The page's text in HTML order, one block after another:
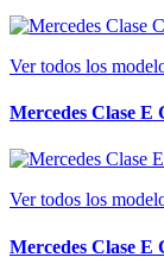
Ver todos los
Mercedes Clase E
Ver todos los
Mercedes Clase E